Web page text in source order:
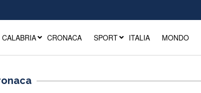
CALABRIA CRONACA SPORT ITALIA MONDO